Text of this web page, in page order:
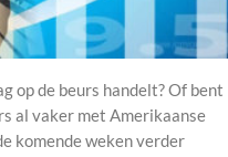
op de beurs handelt? Of bent
al vaker met Amerikaanse
komende weken verder